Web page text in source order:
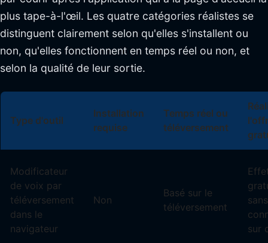
plus tape-à-l'œil. Les quatre catégories réalistes se
distinguent clairement selon qu'elles s'installent ou
non, qu'elles fonctionnent en temps réel ou non, et
selon la qualité de leur sortie.
Type d'outil
Installation
requise
Temps réel ou
téléversement
Modificateur
de voix par
téléversement
dans le
navigateur
Non
Basé sur le
téléversement
sans
sur